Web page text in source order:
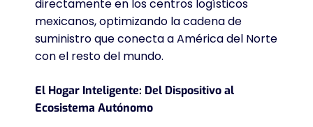
directamente en los centros logísticos
mexicanos, optimizando la cadena de
suministro que conecta a América del Norte
con el resto del mundo.
El Hogar Inteligente: Del Dispositivo al
Ecosistema Autónomo